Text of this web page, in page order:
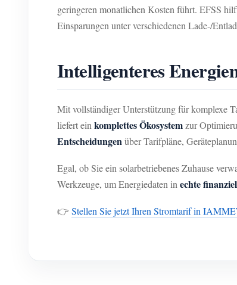
geringeren monatlichen Kosten führt. EFSS
Einsparungen unter verschiedenen Lade-/
Intelligenteres
Mit vollständiger Unterstützung für komplexe
liefert ein komplettes Ökosystem zur
Entscheidungenüber Tarifpläne,
Egal, ob Sie ein solarbetriebenes Zuhause
Werkzeuge, um Energiedaten in echte
👉 Stellen Sie jetzt Ihren Stromtarif in